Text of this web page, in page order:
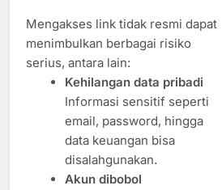
Mengakses link tidak resmi dapat
menimbulkan berbagai risiko
serius, antara lain:
Kehilangan data pribadi
Informasi sensitif seperti
email, password, hingga
data keuangan bisa
disalahgunakan.
Akun dibobol